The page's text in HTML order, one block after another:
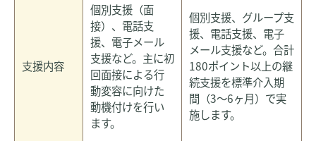
支援内容
個別支援（面
接）、電話支
援、電子メール
支援など。主に初
回面接による行
動変容に向けた
動機付けを行い
ます。
個別支援、グループ支
援、電話支援、電子
メール支援など。合計
180ポイント以上の継
続支援を標準介入期
間（3〜6ヶ月）で実
施します。